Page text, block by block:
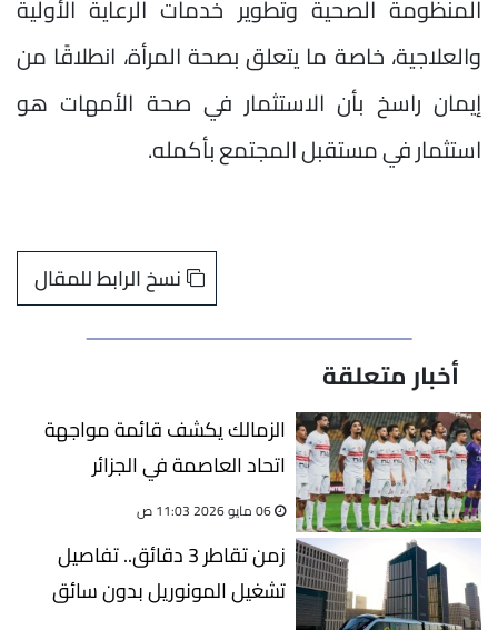
المنظومة الصحية وتطوير خدمات الرعاية الأولية
والعلاجية، خاصة ما يتعلق بصحة المرأة، انطلاقًا من
إيمان راسخ بأن الاستثمار في صحة الأمهات هو
استثمار في مستقبل المجتمع بأكمله.
نسخ الرابط للمقال
أخبار متعلقة
الزمالك يكشف قائمة مواجهة
اتحاد العاصمة في الجزائر
06 مايو 2026 11:03 ص
زمن تقاطر 3 دقائق.. تفاصيل
تشغيل المونوريل بدون سائق